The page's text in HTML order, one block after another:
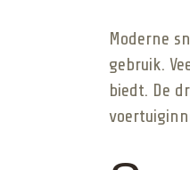
Moderne
gebruik.
biedt. De